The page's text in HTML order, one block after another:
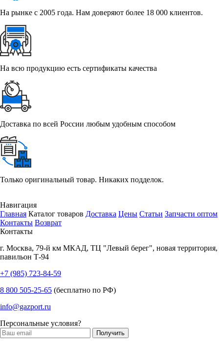
На рынке с 2005 года. Нам доверяют более 18 000 клиентов.
На всю продукцию есть сертификаты качества
Доставка по всей России любым удобным способом
Только оригинальный товар. Никаких подделок.
Навигация
Главная Каталог товаров Доставка Цены Статьи Запчасти оптом
Контакты Возврат
Контакты
г. Москва, 79-й км МКАД, ТЦ "Левый берег", новая территория,
павильон Т-94
+7 (985) 723-84-59
8 800 505-25-65 (бесплатно по РФ)
info@gazport.ru
Персональные условия?